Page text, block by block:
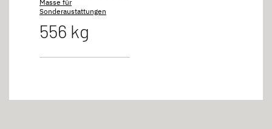
Masse für
Sonderaustattungen
556 kg